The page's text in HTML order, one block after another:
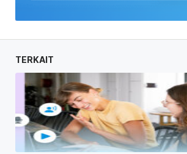
TERKAIT